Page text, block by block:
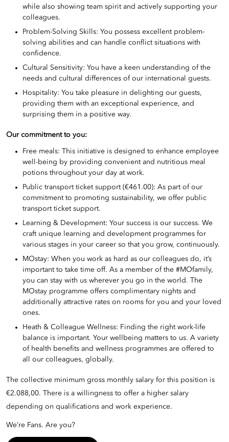
while also showing team spirit and actively supporting your
colleagues.
Problem-Solving Skills: You possess excellent problem-
solving abilities and can handle conflict situations with
confidence.
Cultural Sensitivity: You have a keen understanding of the
needs and cultural differences of our international guests.
Hospitality: You take pleasure in delighting our guests,
providing them with an exceptional experience, and
surprising them in a positive way.
Our commitment to you:
Free meals: This initiative is designed to enhance employee
well-being by providing convenient and nutritious meal
potions throughout your day at work.
Public transport ticket support (€461.00): As part of our
commitment to promoting sustainability, we offer public
transport ticket support.
Learning & Development: Your success is our success. We
craft unique learning and development programmes for
various stages in your career so that you grow, continuously.
MOstay: When you work as hard as our colleagues do, it’s
important to take time off. As a member of the #MOfamily,
you can stay with us wherever you go in the world. The
MOstay programme offers complimentary nights and
additionally attractive rates on rooms for you and your loved
ones.
Heath & Colleague Wellness: Finding the right work-life
balance is important. Your wellbeing matters to us. A variety
of health benefits and wellness programmes are offered to
all our colleagues, globally.
The collective minimum gross monthly salary for this position is
€2.088,00. There is a willingness to offer a higher salary
depending on qualifications and work experience.
We’re Fans. Are you?